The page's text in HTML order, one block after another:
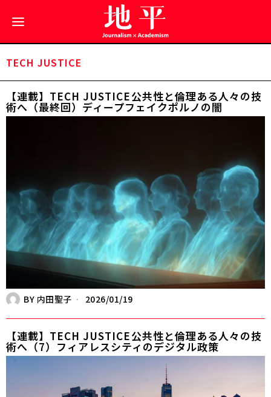
TECH JUSTICE
【連載】TECH JUSTICE――公共性と倫理ある人々の技
術へ（最終回）ディープフェイクポルノの闇
BY 内田聖子 2026/01/19
【連載】TECH JUSTICE――公共性と倫理ある人々の技
術へ（7）フィアレスシティのデジタル政策